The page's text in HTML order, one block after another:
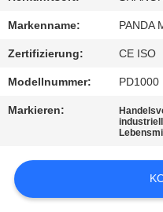
SITEMAP
PRIVACY
POLICY
Markenname: PANDA
Zertifizierung: CE ISO
Modellnummer: PD1000
Markieren: